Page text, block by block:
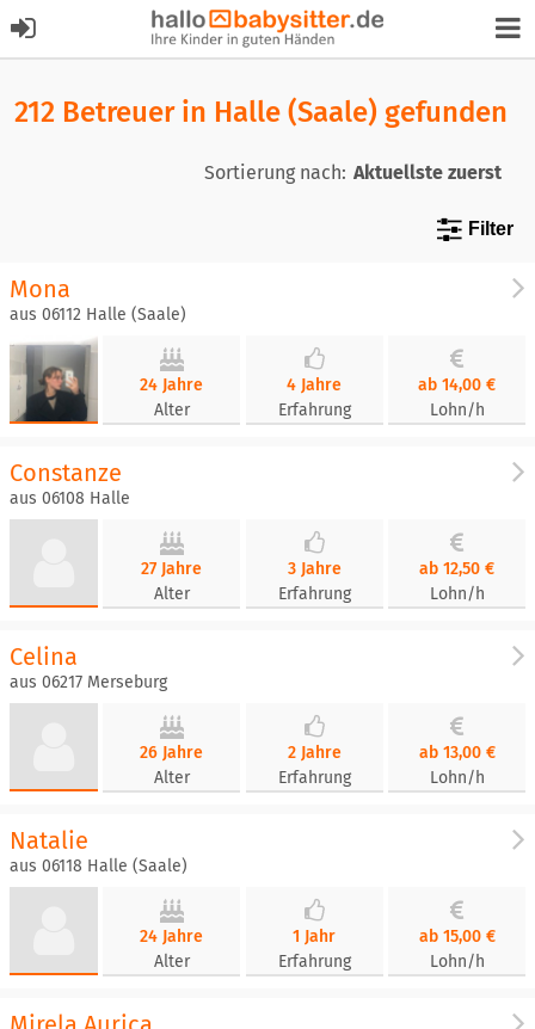
212 Betreuer in Halle (Saale) gefunden
Sortierung nach:
Filter
Mona
aus 06112 Halle (Saale)
24 Jahre
Alter
4 Jahre
Erfahrung
ab 14,00 €
Lohn/h
Constanze
aus 06108 Halle
27 Jahre
Alter
3 Jahre
Erfahrung
ab 12,50 €
Lohn/h
Celina
aus 06217 Merseburg
26 Jahre
Alter
2 Jahre
Erfahrung
ab 13,00 €
Lohn/h
Natalie
aus 06118 Halle (Saale)
24 Jahre
Alter
1 Jahr
Erfahrung
ab 15,00 €
Lohn/h